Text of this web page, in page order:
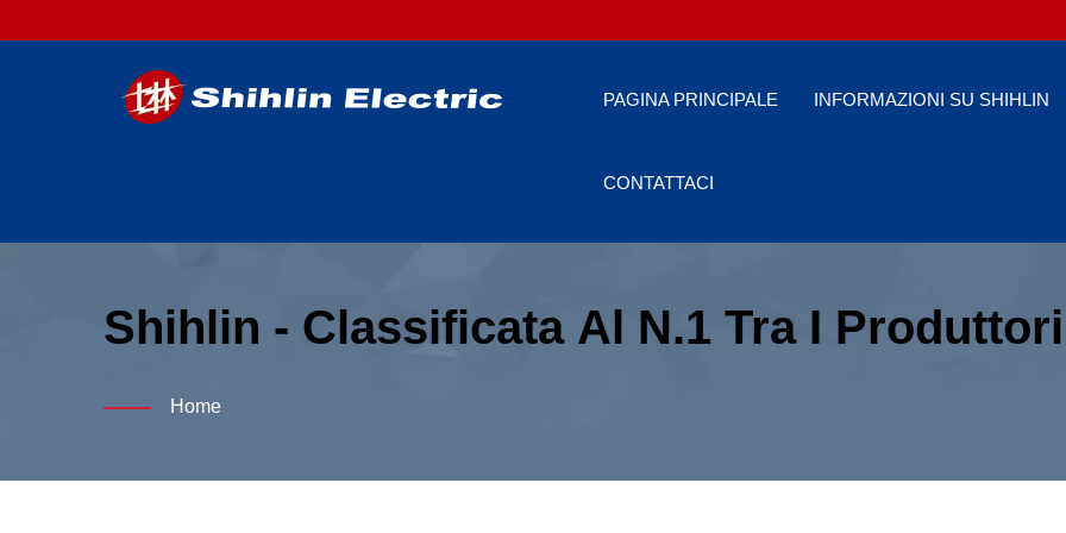
PAGINA PRINCIPALE INFORMAZIONI SU SHIHLIN
CONTATTACI
Shihlin - Classificata Al N.1 Tra I
Apparecchiature Elettriche A Taiwan Con
Esperienza. | Shihlin Electric &
Home